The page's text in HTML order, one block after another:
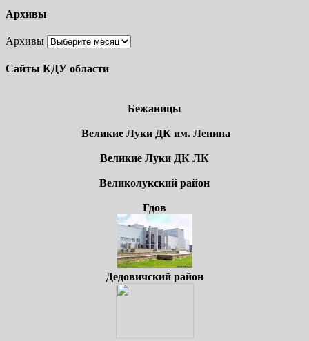
Архивы
Архивы
Сайты КДУ области
Бежаницы
Великие Луки ДК им. Ленина
Великие Луки ДК ЛК
Великолукский район
Гдов
Дедовичский район